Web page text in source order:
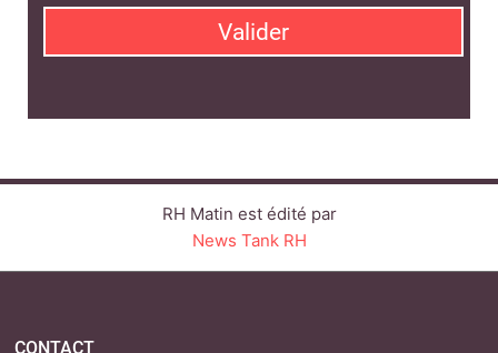
QUI SOMMES-NOUS ?
LINKEDINTWITTERFACEBOOK